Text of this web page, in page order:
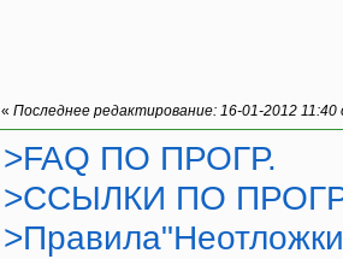
« Последнее редактирование: 16-01-2012 11:40
>FAQ ПО ПРОГР.
>ССЫЛКИ ПО